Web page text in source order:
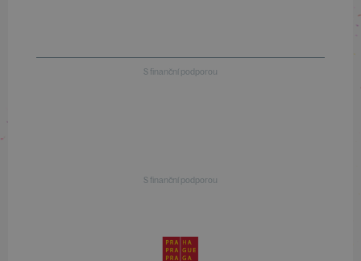
S finanční podporou
S finanční podporou